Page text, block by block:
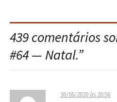
do
post
439 comentários
#64 — Natal.”
30/06/2020 às 20:56